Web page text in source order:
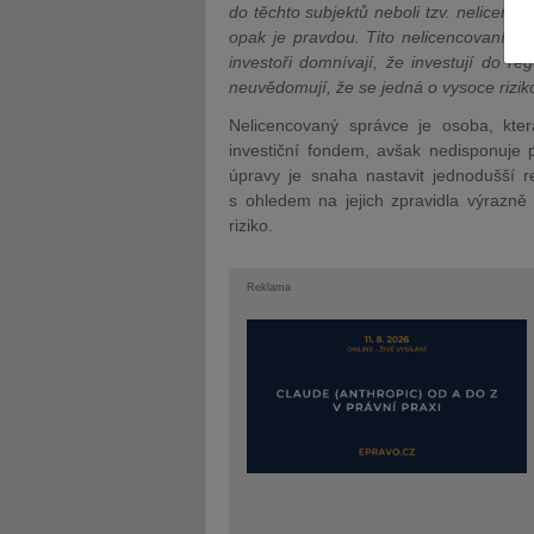
do těchto subjektů neboli tzv.
opak je pravdou. Tito nelicencovaní
investoři domnívají, že investují do
neuvědomují, že se jedná o vysoce
Nelicencovaný správce je osoba,
investiční fondem, avšak
úpravy je snaha nastavit jednodušší
s ohledem na jejich zpravidla
riziko.
Reklama
JUDr. Tomáš Nielsen
JUDr.
Kurzy